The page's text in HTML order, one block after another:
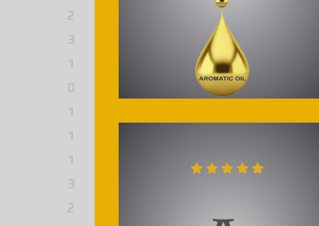
2
3
1
0
1
1
1
3
2